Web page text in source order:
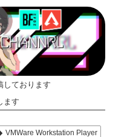
しております
ます
VMWare Workstation Player